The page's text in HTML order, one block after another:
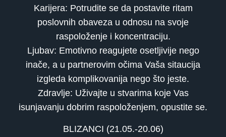
Karijera: Potrudite se da postavite ritam
poslovnih obaveza u odnosu na svoje
raspoloženje i koncentraciju.
Ljubav: Emotivno reagujete osetljivije nego
inače, a u partnerovim očima Vaša sitaucija
izgleda komplikovanija nego što jeste.
Zdravlje: Uživajte u stvarima koje Vas
isunjavanju dobrim raspoloženjem, opustite se.
BLIZANCI (21.05.-20.06)